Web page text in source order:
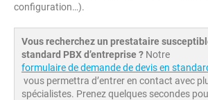
configuration…).
Vous recherchez un prestataire
standard PBX d’entreprise ? Notre
formulaire de demande de devis en
vous permettra d’entrer en contact avec
spécialistes. Prenez quelques secondes